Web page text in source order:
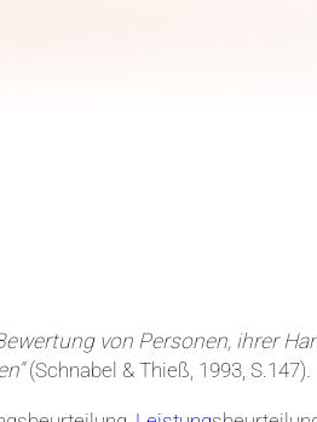
von Personen, ihrer
(Schnabel & Thieß, 1993, S.147).